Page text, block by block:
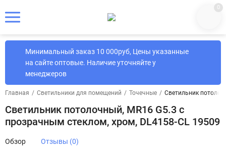
0
Минимальный заказ 10 000руб, Цены указанные
на сайте оптовые. Наличие уточняйте у
менеджеров
Главная / Светильники для помещений / Точечные / Светильник
Светильник потолочный, MR16 G5.3 с
прозрачным стеклом, хром, DL4158-CL 19509
Обзор Отзывы (0)